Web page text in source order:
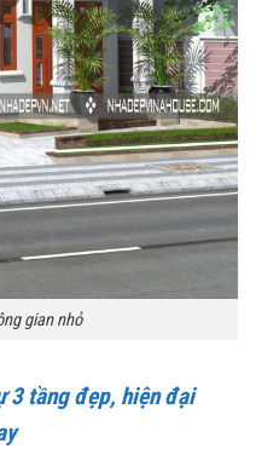
gian nhỏ
3 tầng đẹp, hiện đại